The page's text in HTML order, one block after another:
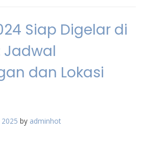
Siap Digelar di
Jadwal
dan Lokasi
2025 by adminhot